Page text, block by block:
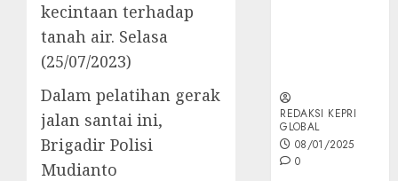
kecintaan terhadap
tanah air. Selasa
(25/07/2023)
Dalam pelatihan gerak
jalan santai ini,
Brigadir Polisi
Mudianto
REDAKSI KEPRI
GLOBAL
08/01/2025
0